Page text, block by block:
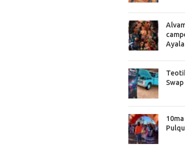
Ayala